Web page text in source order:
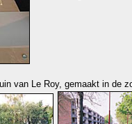
van Le Roy, gemaakt in de